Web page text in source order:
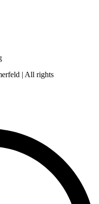
| All rights